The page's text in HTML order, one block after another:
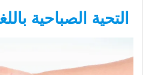
التحية الصباحية